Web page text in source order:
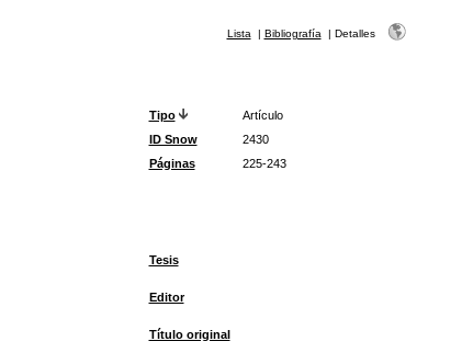
Lista | Bibliografía | Detalles
Tipo
Artículo
ID Snow
2430
Páginas
225-243
Tesis
Editor
Título original